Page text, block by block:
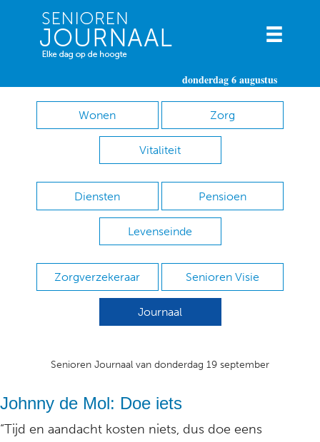
donderdag 6 augustus
Wonen Zorg
Vitaliteit
Diensten Pensioen
Levenseinde
Zorgverzekeraar Senioren Visie
Journaal
Senioren Journaal van donderdag 19 september
Johnny de Mol: Doe iets
“Tijd en aandacht kosten niets, dus doe eens